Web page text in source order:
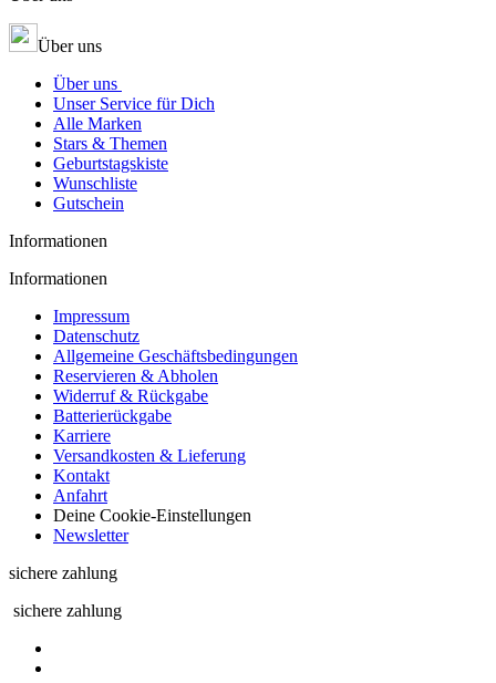
Über uns
Über uns
Unser Service für Dich
Alle Marken
Stars & Themen
Geburtstagskiste
Wunschliste
Gutschein
Informationen
Informationen
Impressum
Datenschutz
Allgemeine Geschäftsbedingungen
Reservieren & Abholen
Widerruf & Rückgabe
Batterierückgabe
Karriere
Versandkosten & Lieferung
Kontakt
Anfahrt
Deine Cookie-Einstellungen
Newsletter
sichere zahlung
sichere zahlung